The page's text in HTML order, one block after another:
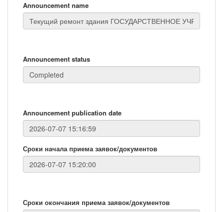
Announcement name
Announcement status
Announcement publication date
Сроки начала приема заявок/документов
Сроки окончания приема заявок/документов